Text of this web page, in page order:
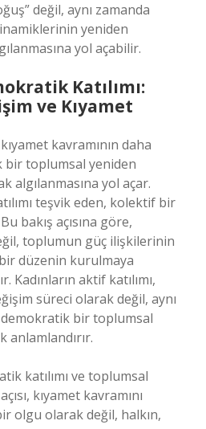
değil, aynı zamanda
yeniden
yol açabilir.
Katılımı:
ve Kıyamet
kıyamet kavramının daha
bir toplumsal yeniden
algılanmasına yol açar.
teşvik eden, kolektif bir
bakış açısına göre,
toplumun güç ilişkilerinin
düzenin kurulmaya
Kadınların aktif katılımı,
süreci olarak değil, aynı
bir toplumsal
katılımı ve toplumsal
kıyamet kavramını
olgu olarak değil, halkın,